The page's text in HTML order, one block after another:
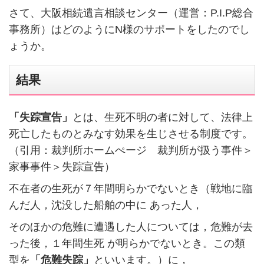
さて、大阪相続遺言相談センター（運営：P.I.P総合
事務所）はどのようにN様のサポートをしたのでし
ょうか。
結果
「失踪宣告」
とは、生死不明の者に対して、法律上
死亡したものとみなす効果を生じさせる制度です。
（引用：裁判所ホームぺージ 裁判所が扱う事件＞
家事事件＞失踪宣告）
不在者の生死が７年間明らかでないとき（戦地に臨
んだ人，沈没した船舶の中に あった人，
そのほかの危難に遭遇した人については，危難が去
った後，１年間生死 が明らかでないとき。この類
型を 「危難失踪」 といいます。）に，